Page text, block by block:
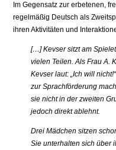
Im Gegensatz zur erbetenen,
regelmäßig Deutsch als
ihren Aktivitäten und
[…] Kevser sitzt am
vielen Teilen. Als Frau A.
Kevser laut: „Ich will
zur Sprachförderung
sie nicht in der zweiten
jedoch di­rekt ablehnt.
Drei Mädchen sitzen
Sie unterhalten sich über